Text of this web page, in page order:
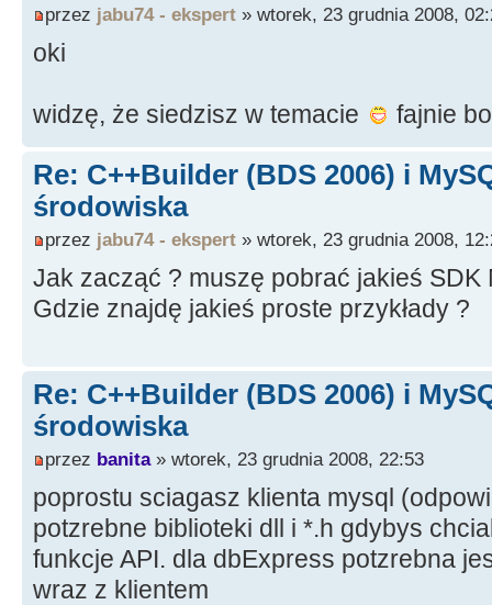
przez jabu74 - ekspert » wtorek, 23 grudnia 2008,
oki
widzę, że siedzisz w temacie fajnie
Re: C++Builder (BDS 2006) i
środowiska
przez jabu74 - ekspert » wtorek, 23 grudnia 2008,
Jak zacząć ? muszę pobrać jakieś SDK
Gdzie znajdę jakieś proste przykłady ?
Re: C++Builder (BDS 2006) i
środowiska
przez banita» wtorek, 23 grudnia 2008, 22:53
poprostu sciagasz klienta mysql
potzrebne biblioteki dll i *.h gdybys
funkcje API. dla dbExpress potzrebna
wraz z klientem